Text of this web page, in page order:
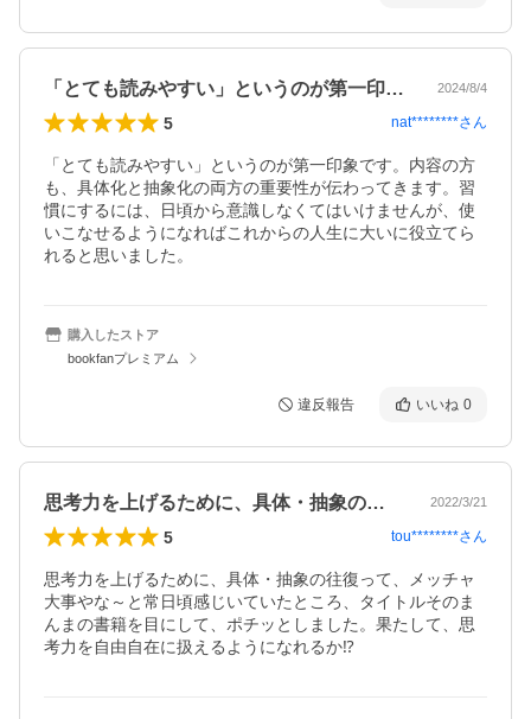
「とても読みやすい」というのが第一印象… 2024/8/4
5 nat********さん
「とても読みやすい」というのが第一印象です。内容の方
も、具体化と抽象化の両方の重要性が伝わってきます。習
慣にするには、日頃から意識しなくてはいけませんが、使
いこなせるようになればこれからの人生に大いに役立てら
れると思いました。
購入したストア
bookfanプレミアム
違反報告 いいね 0
思考力を上げるために、具体・抽象の往復… 2022/3/21
5 tou********さん
思考力を上げるために、具体・抽象の往復って、メッチャ
大事やな～と常日頃感じいていたところ、タイトルそのま
んまの書籍を目にして、ポチッとしました。果たして、思
考力を自由自在に扱えるようになれるか⁉